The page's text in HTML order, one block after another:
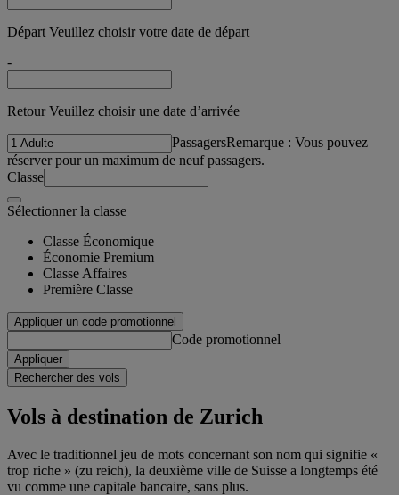
Départ Veuillez choisir votre date de départ
-
Retour Veuillez choisir une date d’arrivée
PassagersRemarque : Vous pouvez
réserver pour un maximum de neuf passagers.
Classe
Sélectionner la classe
Classe Économique
Économie Premium
Classe Affaires
Première Classe
Appliquer un code promotionnel
Code promotionnel
Appliquer
Rechercher des vols
Vols à destination de Zurich
Avec le traditionnel jeu de mots concernant son nom qui signifie «
trop riche » (zu reich), la deuxième ville de Suisse a longtemps été
vu comme une capitale bancaire, sans plus.